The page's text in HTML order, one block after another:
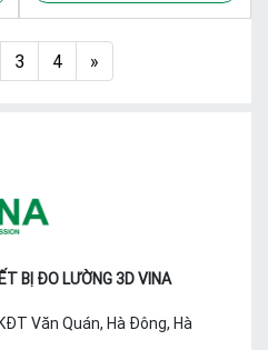
3 4 »
BỊ ĐO LƯỜNG 3D VINA
Văn Quán, Hà Đông, Hà